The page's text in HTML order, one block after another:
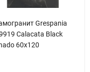
Grespania
Calacata Black
60x120